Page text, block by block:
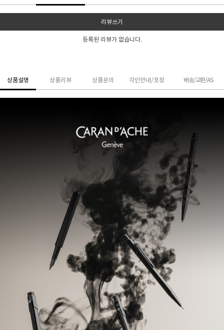
리뷰쓰기
등록된 리뷰가 없습니다.
상품설명 상품리뷰 상품문의 각인안내/포장 배송/교환/AS